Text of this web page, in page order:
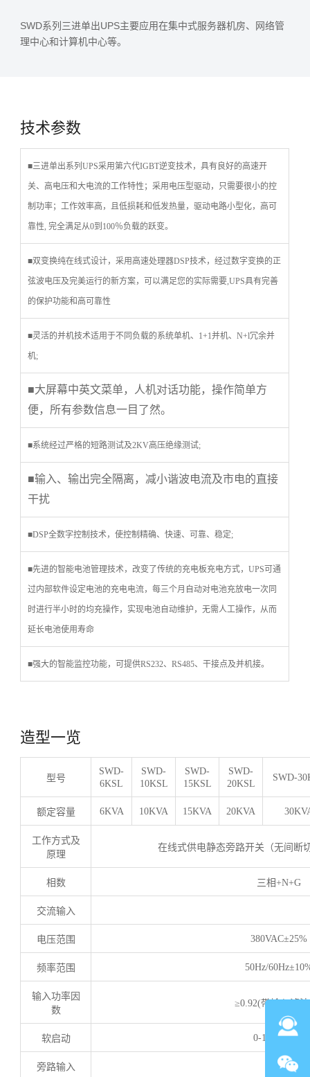
SWD系列三进单出UPS主要应用在集中式服务器机房、网络管
理中心和计算机中心等。
技术参数
■三进单出系列UPS采用第六代IGBT逆变技术，具有良好的高速开
关、高电压和大电流的工作特性；采用电压型驱动，只需要很小的控
制功率；工作效率高，且低损耗和低发热量，驱动电路小型化，高可
靠性 ,完全满足从0到 100％负载的跃变。
■双变换纯在线式设计，采用高速处理器DSP技术，经过数字变换的正
弦波电压及完美运行的新方案，可以满足您的实际需要 ,UPS具有完善
的保护功能和高可靠性
■灵活的并机技术适用于不同负载的系统单机、 1+1并机、N+l冗余并
机;
■大屏幕中英文菜单，人机对话功能，操作简单方
便，所有参数信息一目了然。
■系统经过严格的短路测试及2KV高压绝缘测试;
■输入、输出完全隔离，减小谐波电流及市电的直接
干扰
■DSP全数字控制技术，使控制精确、快速、可靠、稳定;
■先进的智能电池管理技术，改变了传统的充电板充电方式，UPS可通
过内部软件设定电池的充电电流，每三个月自动对电池充放电一次同
时进行半小时的均充操作，实现电池自动维护，无需人工操作，从而
延长电池使用寿命
■强大的智能监控功能，可提供RS232、RS485、干接点及并机接。
造型一览
型号
SWD-
6KSL
SWD-
10KSL
SWD-
15KSL
SWD-
20KSL
SWD-
额定容量 6KVA 10KVA 15KVA 20KVA
工作方式及
原理
在线式供电静态旁路开关（无间断
相数 三相+N+G
交流输入
电压范围 380VAC±25%
频率范围 50Hz/
输入功率因
数
≥0.92(带输入滤
软启动 0-100% 5sec
旁路输入